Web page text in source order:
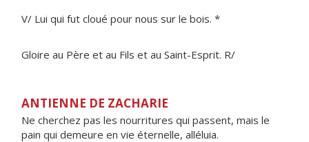
V/ Lui qui fut cloué pour nous sur le bois. *
Gloire au Père et au Fils et au Saint-Esprit. R/
ANTIENNE DE ZACHARIE
Ne cherchez pas les nourritures qui passent, mais le
pain qui demeure en vie éternelle, alléluia.